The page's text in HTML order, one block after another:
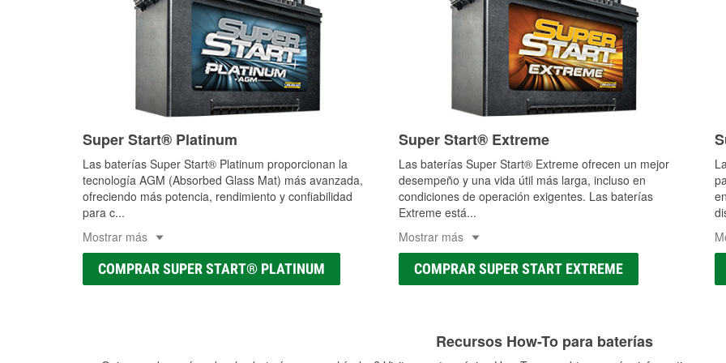
Super Start® Platinum
Las baterías Super Start® Platinum proporcionan la
tecnología AGM (Absorbed Glass Mat) más avanzada,
ofreciendo más potencia, rendimiento y confiabilidad
para c...
Mostrar más
COMPRAR SUPER START® PLATINUM
Super Start® Extreme
Las baterías Super Start® Extreme ofrecen un mejor
desempeño y una vida útil más larga, incluso en
condiciones de operación exigentes. Las baterías
Extreme está...
Mostrar más
COMPRAR SUPER START EXTREME
Recursos How-To para baterías